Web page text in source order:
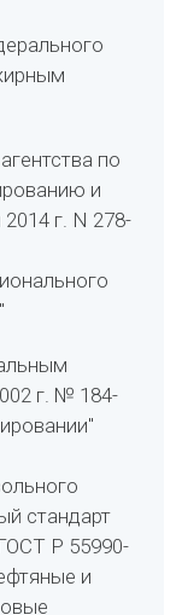
по
и
г. N 278-
г. № 184-
стандарт
Р 55990-
и